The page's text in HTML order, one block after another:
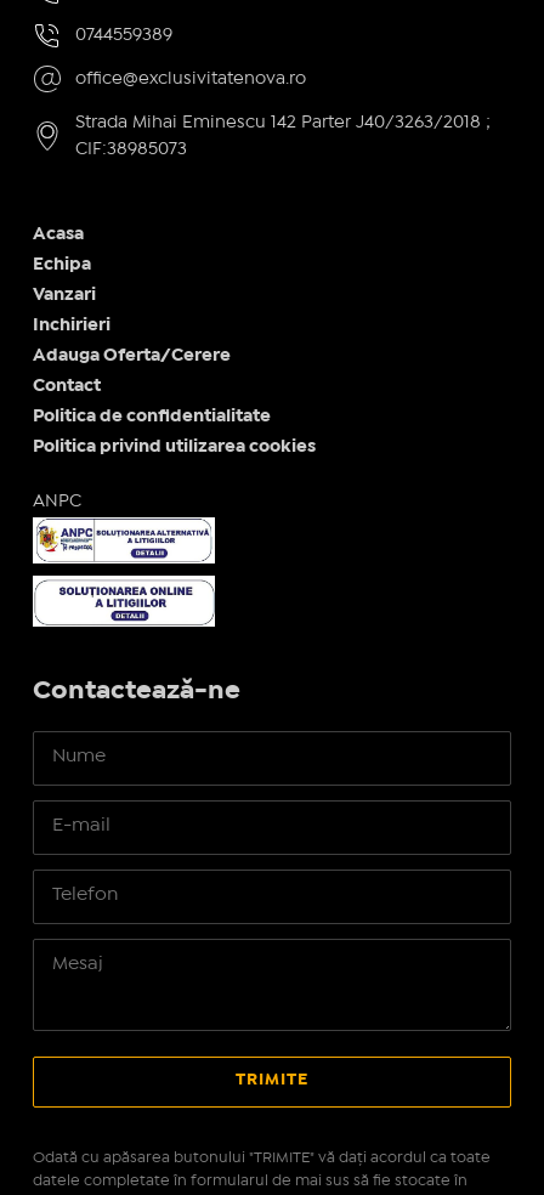
0744559389
office@exclusivitatenova.ro
Strada Mihai Eminescu 142 Parter J40/3263/2018 ;
CIF:38985073
Acasa
Echipa
Vanzari
Inchirieri
Adauga Oferta/Cerere
Contact
Politica de confidentialitate
Politica privind utilizarea cookies
ANPC
Contactează-ne
Odată cu apăsarea butonului "TRIMITE" vă daţi acordul ca toate
datele completate în formularul de mai sus să fie stocate în